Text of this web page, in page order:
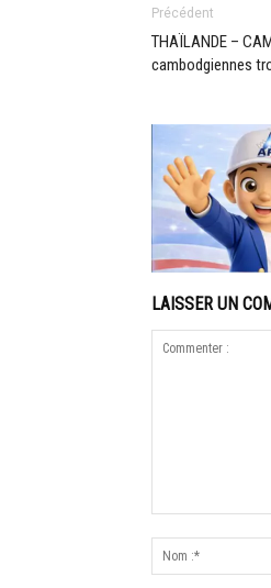
Précédent
THAÏLANDE –
cambodgiennes
LAISSER UN